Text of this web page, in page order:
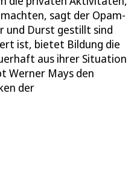
sagt der Opam-
und Durst gestillt sind
ist, bietet Bildung die
aus ihrer Situation
Werner Mays den
der